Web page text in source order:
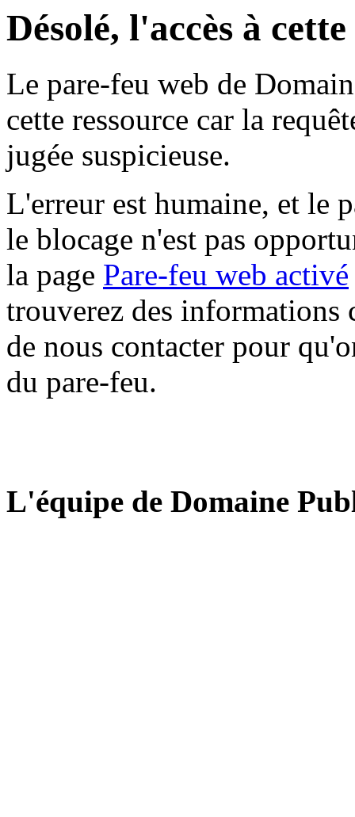
Désolé, l'accès à
Le pare-feu web de
cette ressource car la
jugée suspicieuse.
L'erreur est humaine, et le
le blocage n'est pas
la page Pare-feu web activé
trouverez des informations
de nous contacter pour
du pare-feu.
L'équipe de Domaine